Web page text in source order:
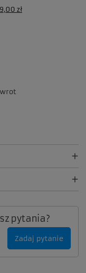
zł
pytania?
Zadaj pytanie